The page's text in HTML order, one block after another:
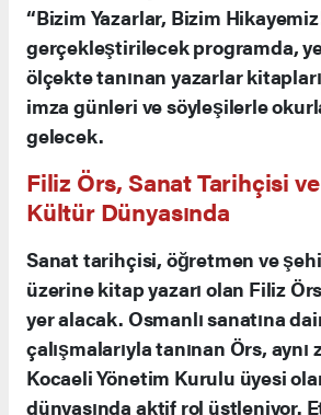
“Bizim Yazarlar, Bizim
gerçekleştirilecek programda,
ölçekte tanınan yazarlar
imza günleri ve söyleşilerle
gelecek.
Filiz Örs, Sanat Tarihçisi
Kültür Dünyasında
Sanat tarihçisi, öğretmen ve
üzerine kitap yazarı olan Filiz
yer alacak. Osmanlı sanatına
çalışmalarıyla tanınan Örs, aynı
Kocaeli Yönetim Kurulu üyesi
dünyasında aktif rol üstleniyor.